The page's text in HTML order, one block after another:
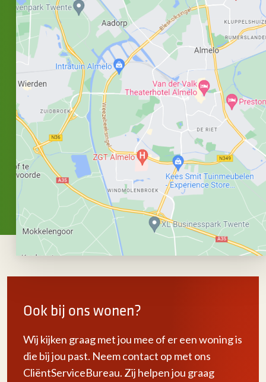
Ook bij ons wonen?
Wij kijken graag met jou mee of er een woning is
die bij jou past. Neem contact op met ons
CliëntServiceBureau. Zij helpen jou graag